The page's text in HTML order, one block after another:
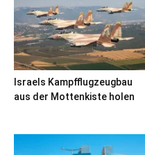
Israels Kampfflugzeugbau
aus der Mottenkiste holen